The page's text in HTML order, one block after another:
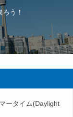
う！
ータイム(Daylight